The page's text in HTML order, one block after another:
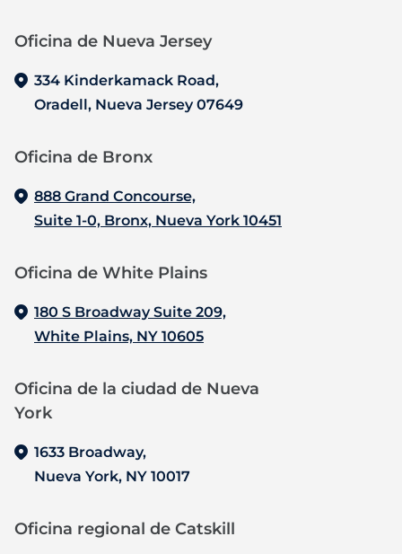
Oficina de Nueva Jersey‍
334 Kinderkamack Road,
Oradell, Nueva Jersey 07649
Oficina de Bronx‍
888 Grand Concourse,
Suite 1-0, Bronx, Nueva York 10451
Oficina de White Plains
180 S Broadway Suite 209,
White Plains, NY 10605
Oficina de la ciudad de Nueva
York
1633 Broadway,
Nueva York, NY 10017
Oficina regional de Catskill